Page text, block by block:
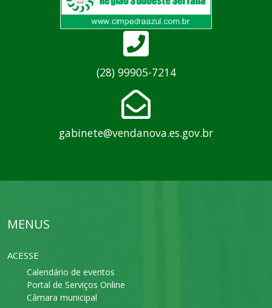
(28) 99905-7214
gabinete@vendanova.es.gov.br
MENUS
ACESSE
Calendário de eventos
Portal de Serviços Online
Câmara municipal